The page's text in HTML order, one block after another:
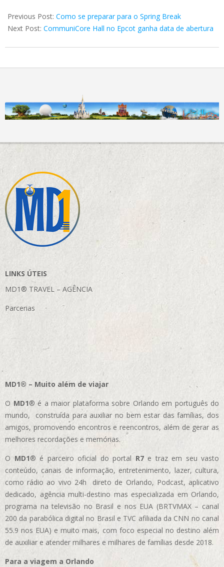
03-
23
Previous Post: Como se preparar para o Spring Break
Next Post: CommuniCore Hall no Epcot ganha data de abertura
LINKS ÚTEIS
MD1® TRAVEL – AGÊNCIA
Parcerias
MD1® – Muito além de viajar
O MD1® é a maior plataforma sobre Orlando em português do
mundo, construída para auxiliar no bem estar das famílias, dos
amigos, promovendo encontros e reencontros, além de gerar as
melhores recordações e memórias.
OMD1® é parceiro oficial do portal R7e traz em seu vasto
conteúdo, canais de informação, entretenimento, lazer, cultura,
como rádio ao vivo 24h direto de Orlando, Podcast, aplicativo
dedicado, agência multi-destino mas especializada em Orlando,
programa na televisão no Brasil e nos EUA (BRTVMAX – canal
200 da parabólica digital no Brasil e TVC afiliada da CNN no canal
55.9 nos EUA) e muito mais, com foco especial no destino além
de auxiliar e atender milhares e milhares de famílias desde 2018.
Para a viagem a Orlando